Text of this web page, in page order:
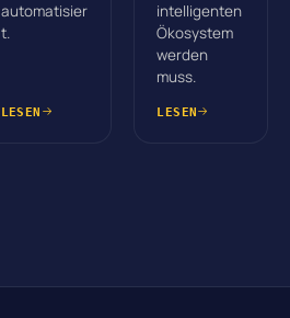
automatisier
t.
LESEN
intelligenten
Ökosystem
werden
muss.
LESEN